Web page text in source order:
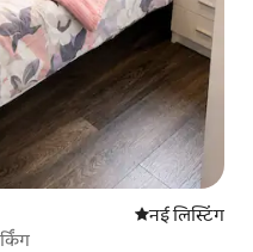
ठहरने की नई
नई लिस्टिंग